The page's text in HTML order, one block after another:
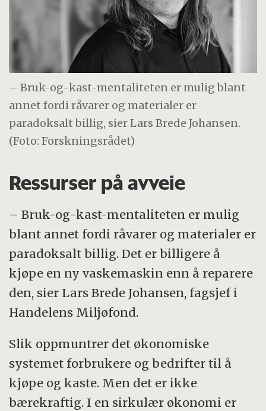
– Bruk-og-kast-mentaliteten er mulig blant
annet fordi råvarer og materialer er
paradoksalt billig, sier Lars Brede Johansen.
(Foto: Forskningsrådet)
Ressurser på avveie
– Bruk-og-kast-mentaliteten er mulig
blant annet fordi råvarer og materialer er
paradoksalt billig. Det er billigere å
kjøpe en ny vaskemaskin enn å reparere
den, sier Lars Brede Johansen, fagsjef i
Handelens Miljøfond.
Slik oppmuntrer det økonomiske
systemet forbrukere og bedrifter til å
kjøpe og kaste. Men det er ikke
bærekraftig. I en sirkulær økonomi er